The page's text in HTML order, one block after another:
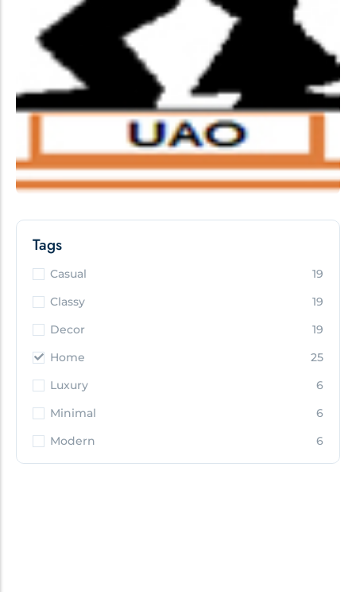
Tags
Casual
19
Classy
19
Decor
19
Home
25
Luxury
6
Minimal
6
Modern
6